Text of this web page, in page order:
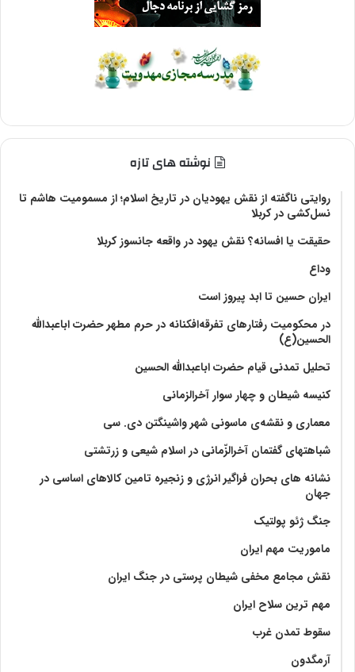
نوشته های تازه
روایتی ناگفته از نقش یهودیان در تاریخ اسلام؛ از مسمومیت هاشم تا
نسل‌کشی در کربلا
حقیقت یا افسانه؟‌ نقش یهود در واقعه جانسوز کربلا
وداع
ایران حسین تا ابد پیروز است
در محکومیت رفتارهای تفرقه‌افکنانه در حرم مطهر حضرت اباعبدالله
الحسین(ع)
تحلیل تمدنی قیام حضرت اباعبدالله الحسین
کنیسه شیطان و چهار سوار آخرالزمانی
معماری و نقشه‌ی ماسونی شهر واشينگتن دی. سی
شباهتهای گفتمان آخر‌الزّمانی در اسلام شیعی و زرتشتی
نشانه های بحران فراگیر انرژی و زنجیره تامین کالاهای اساسی در
جهان
جنگ ژئو پولتیک
ماموریت مهم ایران
نقش مجامع مخفی شیطان پرستی در جنگ ایران
مهم ترین سلاح ایران
سقوط تمدن غرب
آرمگدون